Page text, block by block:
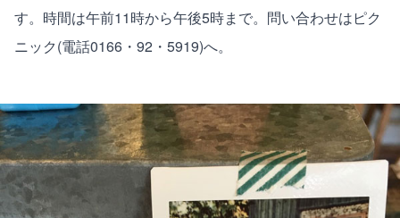
す。時間は午前11時から午後5時まで。問い合わせはピク
ニック(電話0166・92・5919)へ。